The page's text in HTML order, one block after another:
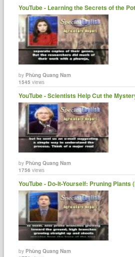
YouTube - Learning the Secrets of the
byPhùng Quang Nam
1545 views
YouTube - Scientists Help Cut the
byPhùng Quang Nam
1756 views
YouTube - Do-It-Yourself: Pruning Plants
byPhùng Quang Nam